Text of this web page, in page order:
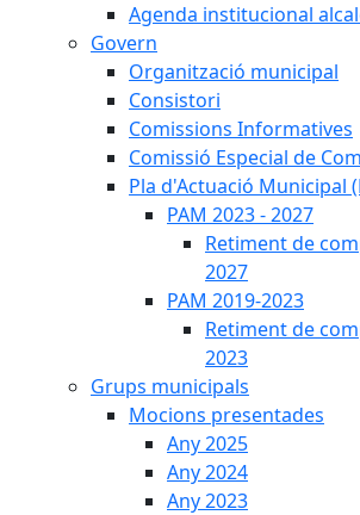
Agenda institucional
Govern
Organització municipal
Consistori
Comissions Informatives
Comissió Especial de
Pla d'Actuació Municipal
PAM 2023 - 2027
Retiment de
2027
PAM 2019-2023
Retiment de
2023
Grups municipals
Mocions presentades
Any 2025
Any 2024
Any 2023